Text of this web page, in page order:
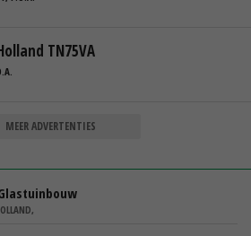
TN75VA
MEER ADVERTENTIES